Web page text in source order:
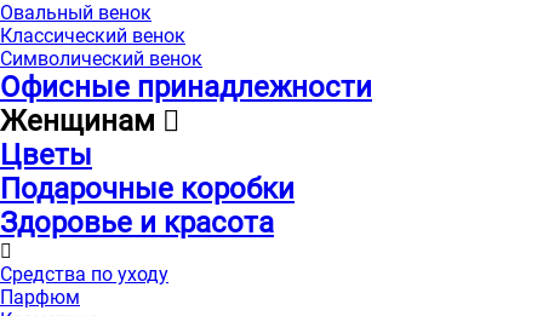
Овальный венок
Классический венок
Символический венок
Офисные принадлежности
Женщинам
Цветы
Подарочные коробки
Здоровье и красота
Средства по уходу
Парфюм